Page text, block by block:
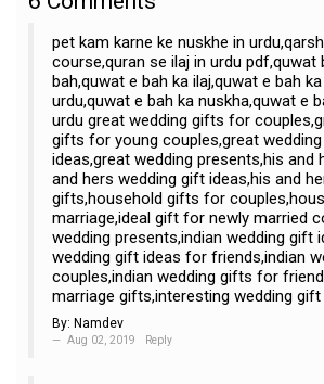
pet kam karne ke nuskhe in
course,quran se ilaj in urdu pdf,quwat
bah,quwat e bah ka ilaj,quwat e bah ka
urdu,quwat e bah ka nuskha,quwat e
urdu great wedding gifts for
gifts for young couples,great
ideas,great wedding presents,his and
and hers wedding gift ideas,his and
gifts,household gifts for
marriage,ideal gift for newly married
wedding presents,indian wedding gift
wedding gift ideas for friends,indian
couples,indian wedding gifts for
marriage gifts,interesting wedding gift
By: Namdev
Aug 02, 2019 Reply